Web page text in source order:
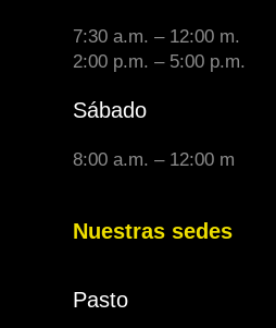
7:30 a.m. – 12:00 m.
2:00 p.m. – 5:00 p.m.
Sábado
8:00 a.m. – 12:00 m
Nuestras sedes
Pasto